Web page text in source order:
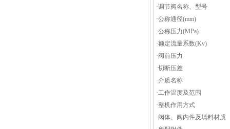
·调节阀名称、型号
·公称通径(mm)
·公称压力(MPa)
·额定流量系数(Kv)
·阀前压力
·切断压差
·介质名称
·工作温度及范围
·整机作用方式
·阀体、阀内件及填料材质